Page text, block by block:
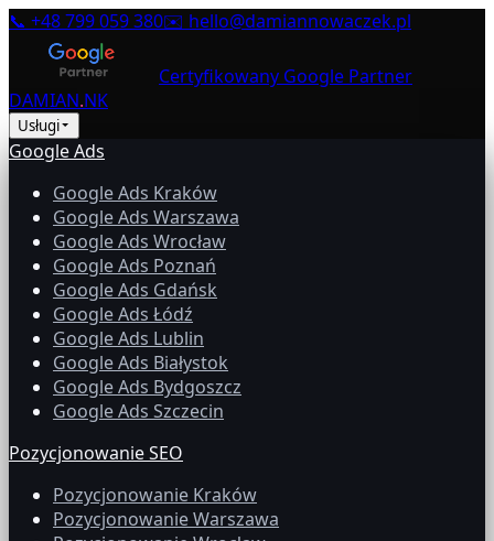
📞 +48 799 059 380✉️ hello@damiannowaczek.pl
Certyfikowany Google Partner
DAMIAN.NK
Usługi
Google Ads
Google Ads Kraków
Google Ads Warszawa
Google Ads Wrocław
Google Ads Poznań
Google Ads Gdańsk
Google Ads Łódź
Google Ads Lublin
Google Ads Białystok
Google Ads Bydgoszcz
Google Ads Szczecin
Pozycjonowanie SEO
Pozycjonowanie Kraków
Pozycjonowanie Warszawa